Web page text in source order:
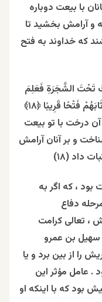
با بیعت دوباره
و آرامش بخشید تا
که خداوند به فتح
تَحْتَ الشَّجَرَةِ فَعَلِمَ
مَا فِي قُلُوبِهِمْ فَأَنْزَلَ السَّكِينَةَ عَلَيْهِمْ وَأَثَابَهُمْ فَتْحًا قَرِيبًا ﴿۱۸﴾
آن درخت با تو بيعت
و بر آنان آرامش
داد (۱۸)
بود ، که اگر به
دفاع
تعالی کرامت
سهیل بن عمرو
را از بین برد و یا
. عامل مؤثر این
که با اینکه او